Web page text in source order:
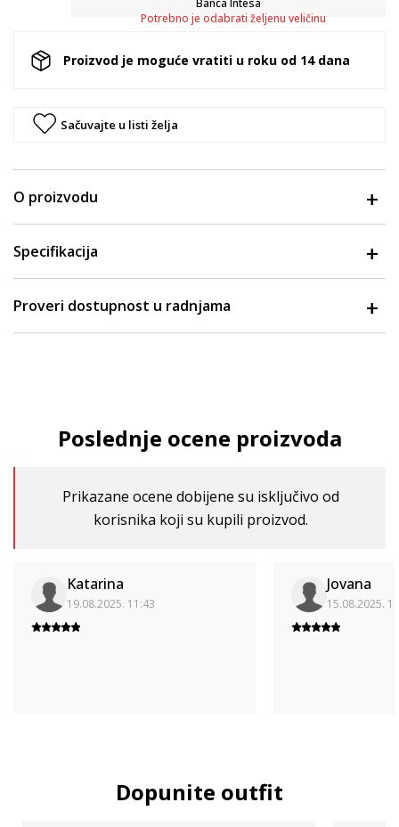
Banca Intesa
Potrebno je odabrati željenu veličinu
Proizvod je moguće vratiti u roku od 14 dana
Sačuvajte u listi želja
O proizvodu
Specifikacija
Proveri dostupnost u radnjama
Poslednje ocene proizvoda
Prikazane ocene dobijene su isključivo od
korisnika koji su kupili proizvod.
Katarina
19.08.2025. 11:43
Jovana
15.08.2025.
Dopunite outfit